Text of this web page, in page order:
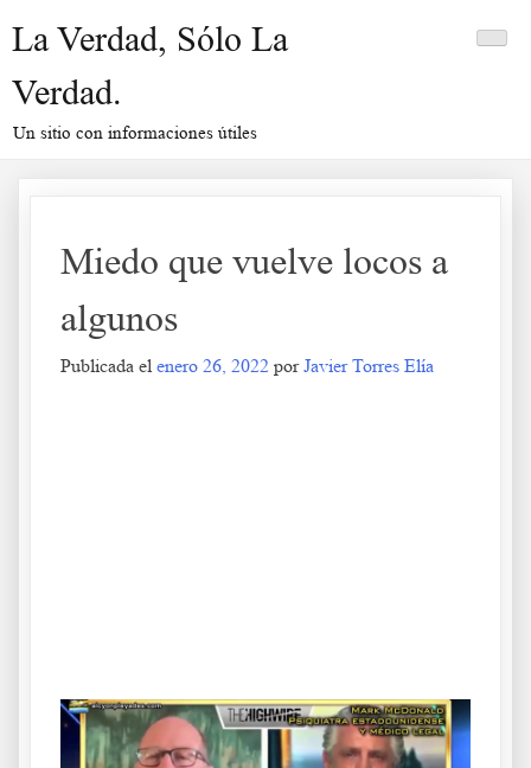
La Verdad, Sólo La
Verdad.
Un sitio con informaciones útiles
Miedo que vuelve locos a
algunos
Publicada el enero 26, 2022 porJavier Torres Elía